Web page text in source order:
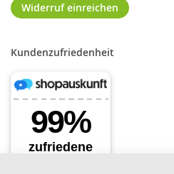
Widerruf einreichen
Kundenzufriedenheit